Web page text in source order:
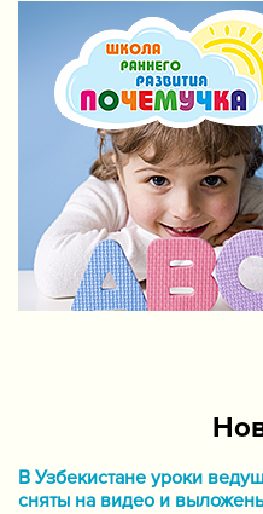
В Узбекистане уроки
сняты на видео и